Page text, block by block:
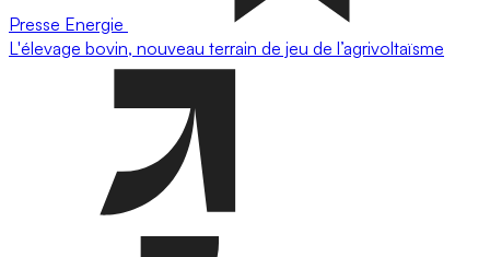
Presse Energie
L'élevage bovin, nouveau terrain de jeu de l’agrivoltaïsme